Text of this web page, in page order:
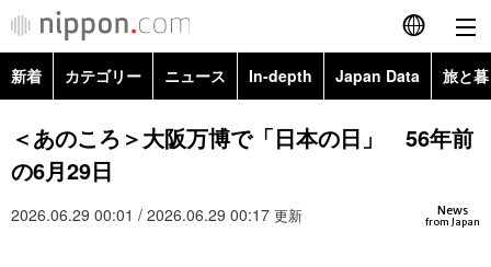
English
简体字
カテゴリー
新着 カテゴリー ニュース In-depth Japan Data 旅と
政治・外交
経済・ビジネス
Topics
＜あのころ＞大阪万博で「日本の日」 56年前
の6月29日
News
from Japan
2026.06.29 00:01 / 2026.06.29 00:17 更新